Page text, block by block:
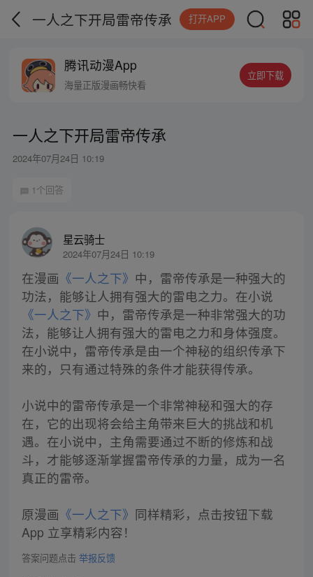
一人之下开局雷帝传承 打开APP
腾讯动漫App
海量正版漫画畅快看
立即下载
一人之下开局雷帝传承
2024年07月24日 10:19
1个回答
星云骑士
2024年07月24日 10:19
在漫画 《一人之下》 中，雷帝传承是一种强大的
功法，能够让人拥有强大的雷电之力。在小说
《一人之下》 中，雷帝传承是一种非常强大的功
法，能够让人拥有强大的雷电之力和身体强度。
在小说中，雷帝传承是由一个神秘的组织传承下
来的，只有通过特殊的条件才能获得传承。
小说中的雷帝传承是一个非常神秘和强大的存
在，它的出现将会给主角带来巨大的挑战和机
遇。在小说中，主角需要通过不断的修炼和战
斗，才能够逐渐掌握雷帝传承的力量，成为一名
真正的雷帝。
原漫画 《一人之下》 同样精彩，点击按钮下载
App 立享精彩内容！
答案问题点击 举报反馈